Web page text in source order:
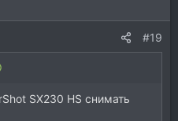
#19
SX230 HS снимать